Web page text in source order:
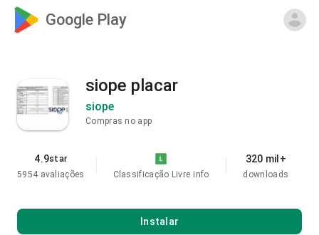
Google Play
siope placar
siope
Compras no app
4.9star
5954 avaliações
Classificação Livre info
320 mil+
downloads
Instalar